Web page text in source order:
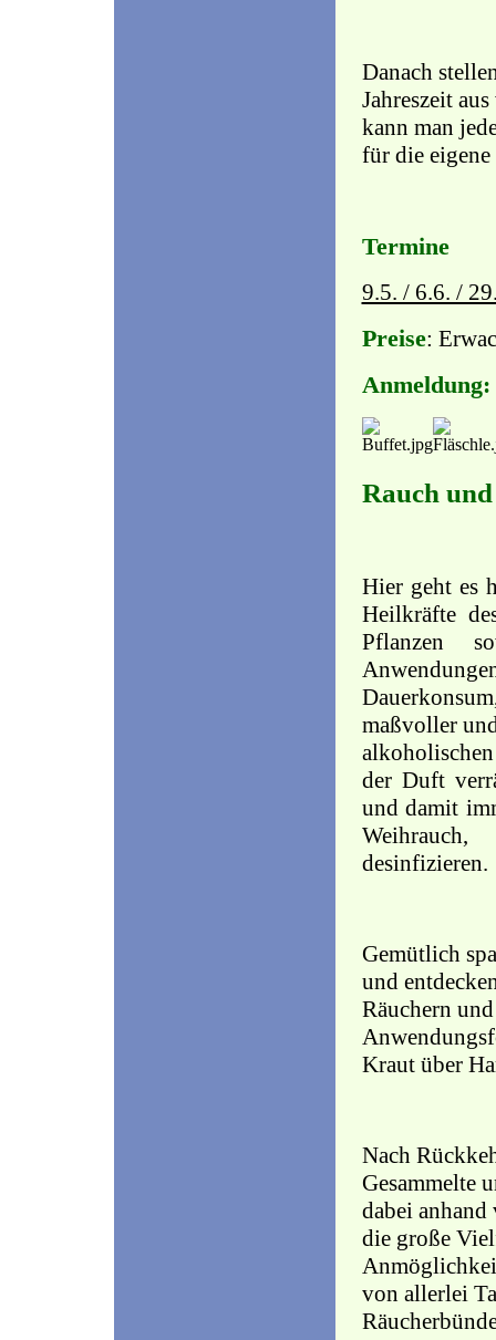
Danach
Jahreszeit
kann man
für die eigene
Termine
9.5. / 6.6. /
Preise:
Anmeldung:
Rauch
Hier geht es
Heilkräfte
Pflanzen
maßvoller
der Duft
und damit
desinfizieren.
Gemütlich
und
Räuchern
Kraut über
Nach
Gesammelte
dabei anhand
die große
von allerlei